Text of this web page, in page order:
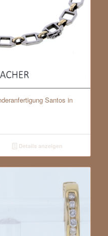
Santos in
Details anzeigen